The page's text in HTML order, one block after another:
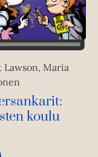
Lawson, Maria
koulu